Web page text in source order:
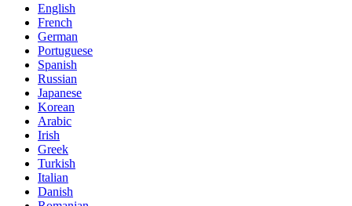
English
French
German
Portuguese
Spanish
Russian
Japanese
Korean
Arabic
Irish
Greek
Turkish
Italian
Danish